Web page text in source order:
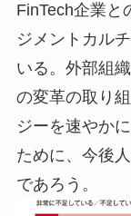
FinTech企業と
ジメントカル
いる。外部組
の変革の取り
ジーを速やか
ために、今後
であろう。